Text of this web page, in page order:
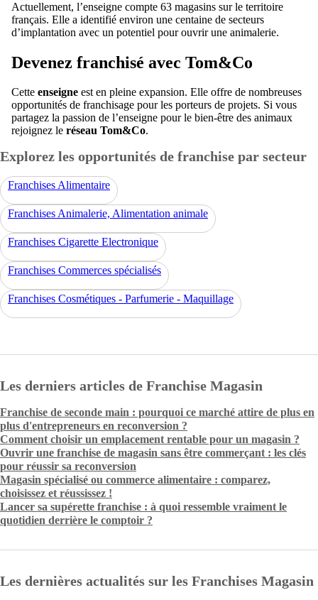
Actuellement, l’enseigne compte 63 magasins sur le territoire
français. Elle a identifié environ une centaine de secteurs
d’implantation avec un potentiel pour ouvrir une animalerie.
Devenez franchisé avec Tom&Co
Cette enseigne est en pleine expansion. Elle offre de nombreuses
opportunités de franchisage pour les porteurs de projets. Si vous
partagez la passion de l’enseigne pour le bien-être des animaux
rejoignez le réseau Tom&Co.
Explorez les opportunités de franchise par secteur
Franchises Alimentaire
Franchises Animalerie, Alimentation animale
Franchises Cigarette Electronique
Franchises Commerces spécialisés
Franchises Cosmétiques - Parfumerie - Maquillage
Les derniers articles de Franchise Magasin
Franchise de seconde main : pourquoi ce marché attire de plus en
plus d'entrepreneurs en reconversion ?
Comment choisir un emplacement rentable pour un magasin ?
Ouvrir une franchise de magasin sans être commerçant : les clés
pour réussir sa reconversion
Magasin spécialisé ou commerce alimentaire : comparez,
choisissez et réussissez !
Lancer sa supérette franchise : à quoi ressemble vraiment le
quotidien derrière le comptoir ?
Les dernières actualités sur les Franchises Magasin